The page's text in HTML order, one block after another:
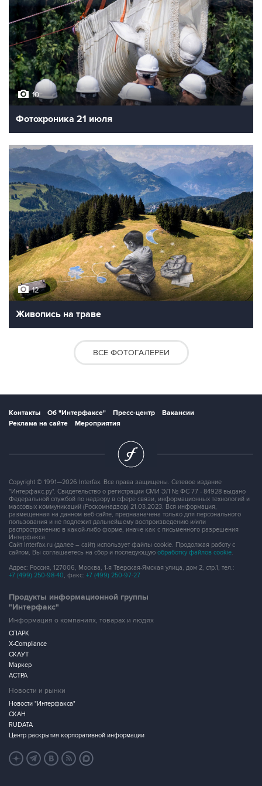
10
Фотохроника 21 июля
12
Живопись на траве
ВСЕ ФОТОГАЛЕРЕИ
Контакты Об "Интерфаксе" Пресс-центр
Вакансии
Реклама на сайте
Мероприятия
Copyright © 1991—2026 Interfax. Все права защищены. Сетевое издание
"Интерфакс.ру". Свидетельство о регистрации СМИ ЭЛ № ФС 77 - 84928 выдано
Федеральной службой по надзору в сфере связи, информационных технологий и
массовых коммуникаций (Роскомнадзор) 21.03.2023. Вся информация,
размещенная на данном веб-сайте, предназначена только для персонального
пользования и не подлежит дальнейшему воспроизведению и/или
распространению в какой-либо форме, иначе как с письменного разрешения
Интерфакса.
Сайт Interfax.ru (далее – сайт) использует файлы cookie. Продолжая работу с
сайтом, Вы соглашаетесь на сбор и последующую обработку файлов cookie.
Адрес: Россия, 127006, Москва, 1-я Тверская-Ямская улица, дом 2, стр.1, тел.:
+7 (499) 250-98-40, факс: +7 (499) 250-97-27
Продукты информационной группы
"Интерфакс"
Информация о компаниях, товарах и людях
СПАРК
X-Compliance
СКАУТ
Маркер
АСТРА
Новости и рынки
Новости "Интерфакса"
СКАН
RUDATA
Центр раскрытия корпоративной информации